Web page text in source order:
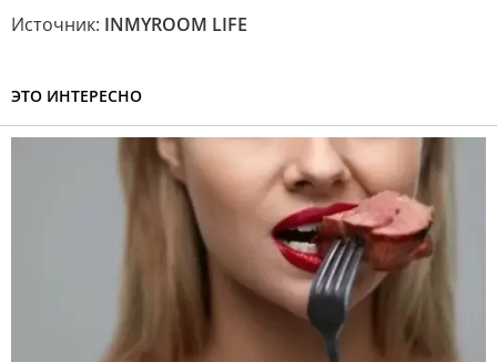
Источник: INMYROOM LIFE
ЭТО ИНТЕРЕСНО